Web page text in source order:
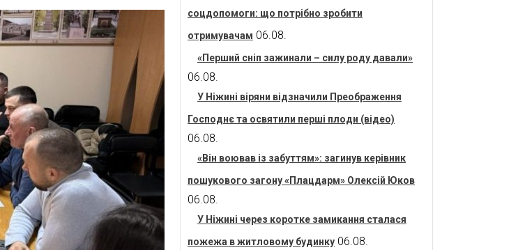
соцдопомоги: що потрібно зробити
отримувачам 06.08.
«Перший сніп зажинали – силу роду давали»
06.08.
У Ніжині віряни відзначили Преображення
Господнє та освятили перші плоди (відео)
06.08.
«Він воював із забуттям»: загинув керівник
пошукового загону «Плацдарм» Олексій Юков
06.08.
У Ніжині через коротке замикання сталася
пожежа в житловому будинку 06.08.